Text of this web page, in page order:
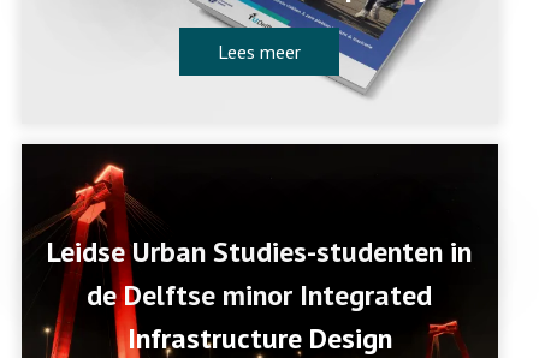
Lees meer
Leidse Urban Studies-studenten in
de Delftse minor Integrated
Infrastructure Design